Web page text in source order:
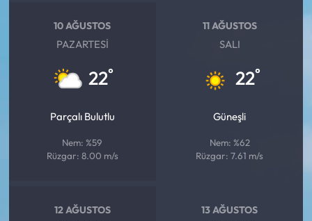
10 AĞUSTOS
PAZARTESI
22°
Parçalı Bulutlu
Nem: %59
Rüzgar: 8.00 m/s
11 AĞUSTOS
SALI
22°
Güneşli
Nem: %62
Rüzgar: 7.61 m/s
12 AĞUSTOS 13 AĞUSTOS